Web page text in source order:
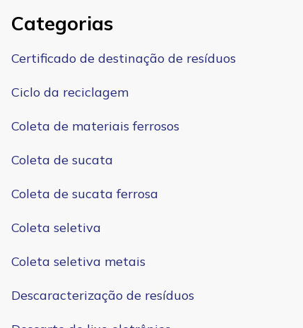
Categorias
Certificado de destinação de resíduos
Ciclo da reciclagem
Coleta de materiais ferrosos
Coleta de sucata
Coleta de sucata ferrosa
Coleta seletiva
Coleta seletiva metais
Descaracterização de resíduos